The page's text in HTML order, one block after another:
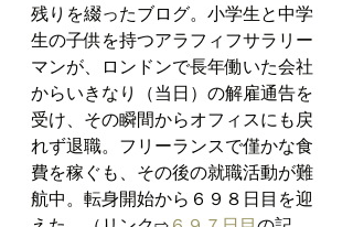
残りを綴ったブログ。 小学生と中学
生の子供を持つアラフィフサラリー
マンが、ロンドンで長年働いた会社
からいきなり（当日）の解雇通告を
受け、その瞬間からオフィスにも戻
れず退職。フリーランスで僅かな食
費を稼ぐも、その後の就職活動が難
航中。転身開始から６９８日目を迎